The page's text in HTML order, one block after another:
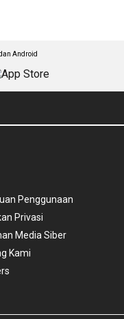
Android
Penggunaan
Privasi
Media Siber
Kami